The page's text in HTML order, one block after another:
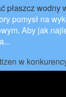
pomysł na
Aby jak
w